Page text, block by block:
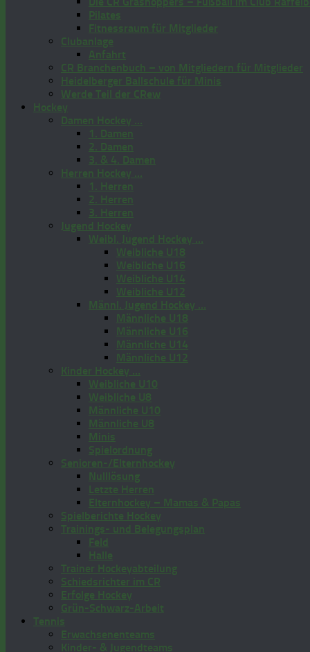
Pilates
Fitnessraum für Mitglieder
Clubanlage
Anfahrt
CR Branchenbuch – von Mitgliedern für Mitglieder
Heidelberger Ballschule für Minis
Werde Teil der CRew
Hockey
Damen Hockey …
1. Damen
2. Damen
3. & 4. Damen
Herren Hockey …
1. Herren
2. Herren
3. Herren
Jugend Hockey
Weibl. Jugend Hockey …
Weibliche U18
Weibliche U16
Weibliche U14
Weibliche U12
Männl. Jugend Hockey …
Männliche U18
Männliche U16
Männliche U14
Männliche U12
Kinder Hockey …
Weibliche U10
Weibliche U8
Männliche U10
Männliche U8
Minis
Spielordnung
Senioren-/Elternhockey
Nulllösung
Letzte Herren
Elternhockey – Mamas & Papas
Spielberichte Hockey
Trainings- und Belegungsplan
Feld
Halle
Trainer Hockeyabteilung
Schiedsrichter im CR
Erfolge Hockey
Grün-Schwarz-Arbeit
Tennis
Erwachsenenteams
Kinder- & Jugendteams